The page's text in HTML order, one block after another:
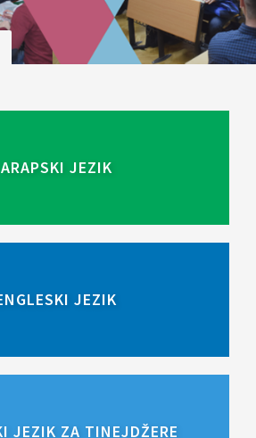
ARAPSKI JEZIK
JEZIK
JEZIK ZA TINEJDŽERE